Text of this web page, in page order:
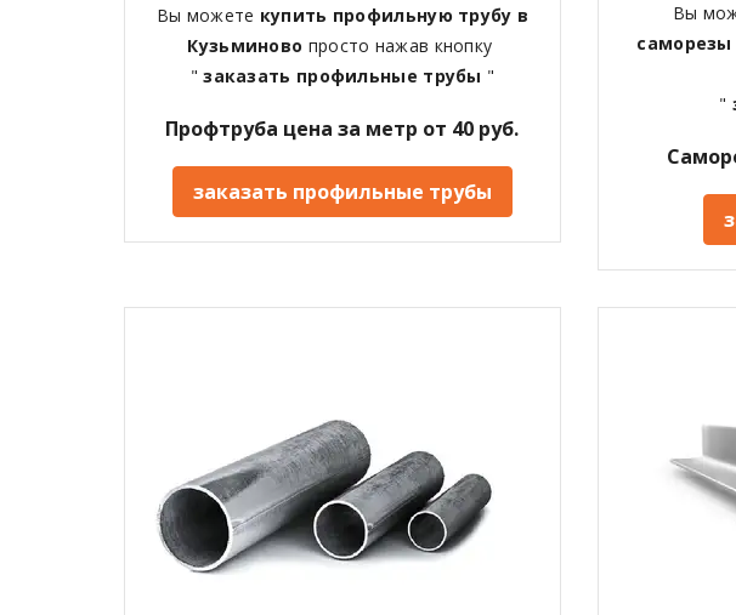
Вы можете купить профильную трубу в
Кузьминово просто нажав кнопку
"заказать профильные трубы "
Профтруба цена за метр от 40 руб.
заказать профильные трубы
Вы
саморезы
"